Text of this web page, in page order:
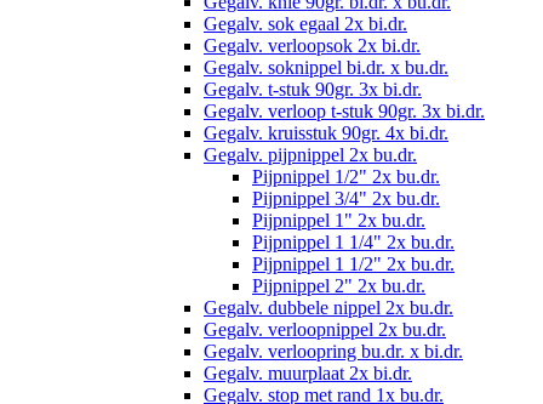
Gegalv. sok egaal 2x bi.dr.
Gegalv. verloopsok 2x bi.dr.
Gegalv. soknippel bi.dr. x bu.dr.
Gegalv. t-stuk 90gr. 3x bi.dr.
Gegalv. verloop t-stuk 90gr. 3x bi.dr.
Gegalv. kruisstuk 90gr. 4x bi.dr.
Gegalv. pijpnippel 2x bu.dr.
Pijpnippel 1/2" 2x bu.dr.
Pijpnippel 3/4" 2x bu.dr.
Pijpnippel 1" 2x bu.dr.
Pijpnippel 1 1/4" 2x bu.dr.
Pijpnippel 1 1/2" 2x bu.dr.
Pijpnippel 2" 2x bu.dr.
Gegalv. dubbele nippel 2x bu.dr.
Gegalv. verloopnippel 2x bu.dr.
Gegalv. verloopring bu.dr. x bi.dr.
Gegalv. muurplaat 2x bi.dr.
Gegalv. stop met rand 1x bu.dr.